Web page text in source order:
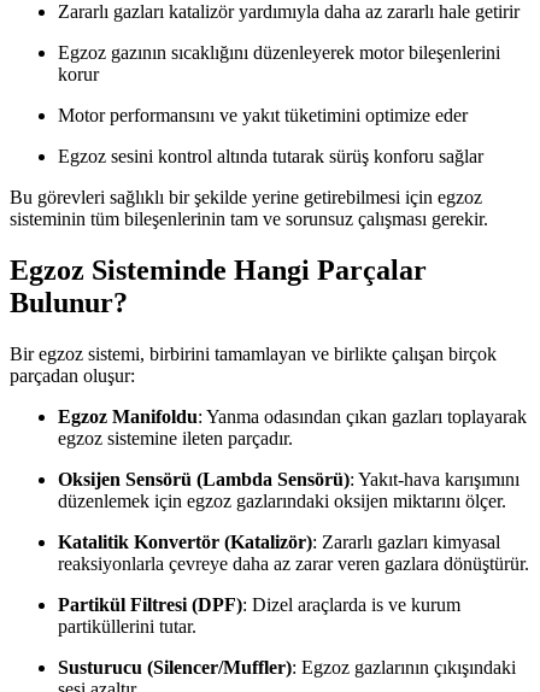
Zararlı gazları katalizör yardımıyla daha az zararlı hale getirir
Egzoz gazının sıcaklığını düzenleyerek motor bileşenlerini
korur
Motor performansını ve yakıt tüketimini optimize eder
Egzoz sesini kontrol altında tutarak sürüş konforu sağlar
Bu görevleri sağlıklı bir şekilde yerine getirebilmesi için egzoz
sisteminin tüm bileşenlerinin tam ve sorunsuz çalışması gerekir.
Egzoz Sisteminde Hangi Parçalar
Bulunur?
Bir egzoz sistemi, birbirini tamamlayan ve birlikte çalışan birçok
parçadan oluşur:
Egzoz Manifoldu: Yanma odasından çıkan gazları toplayarak
egzoz sistemine ileten parçadır.
Oksijen Sensörü (Lambda Sensörü): Yakıt-hava karışımını
düzenlemek için egzoz gazlarındaki oksijen miktarını ölçer.
Katalitik Konvertör (Katalizör): Zararlı gazları kimyasal
reaksiyonlarla çevreye daha az zarar veren gazlara dönüştürür.
Partikül Filtresi (DPF): Dizel araçlarda is ve kurum
partiküllerini tutar.
Susturucu (Silencer/Muffler): Egzoz gazlarının çıkışındaki